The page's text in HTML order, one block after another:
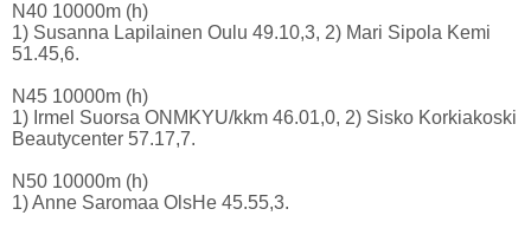
N40 10000m (h)
1) Susanna Lapilainen Oulu 49.10,3, 2) Mari Sipola Kemi
51.45,6.
N45 10000m (h)
1) Irmel Suorsa ONMKYU/kkm 46.01,0, 2) Sisko Korkiakoski
Beautycenter 57.17,7.
N50 10000m (h)
1) Anne Saromaa OlsHe 45.55,3.